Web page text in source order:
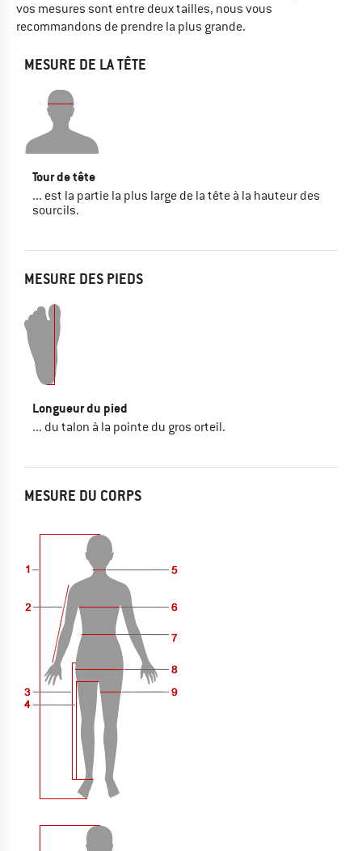
vos mesures sont entre deux tailles, nous vous
recommandons de prendre la plus grande.
MESURE DE LA TÊTE
Tour de tête
... est la partie la plus large de la tête à la hauteur des
sourcils.
MESURE DES PIEDS
Longueur du pied
... du talon à la pointe du gros orteil.
MESURE DU CORPS